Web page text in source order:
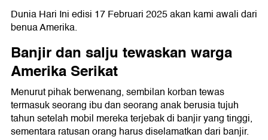
Dunia Hari Ini edisi 17 Februari 2025 akan kami awali dari
benua Amerika.
Banjir dan salju tewaskan warga
Amerika Serikat
Menurut pihak berwenang, sembilan korban tewas
termasuk seorang ibu dan seorang anak berusia tujuh
tahun setelah mobil mereka terjebak di banjir yang tinggi,
sementara ratusan orang harus diselamatkan dari banjir.